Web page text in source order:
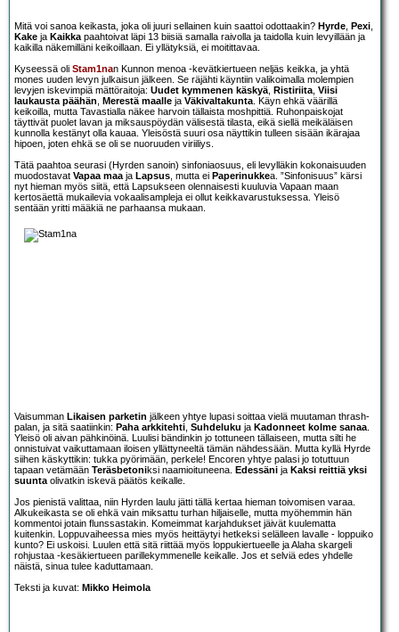
Mitä voi sanoa keikasta, joka oli juuri sellainen kuin saattoi odottaakin? Hyrde, Pexi,
Kake ja Kaikkapaahtoivat läpi 13 biisiä samalla raivolla ja taidolla kuin levyillään ja
kaikilla näkemilläni keikoillaan. Ei yllätyksiä, ei moitittavaa.
Kyseessä oli Stam1nan Kunnon menoa -kevätkiertueen neljäs keikka, ja yhtä
mones uuden levyn julkaisun jälkeen. Se räjähti käyntiin valikoimalla molempien
levyjen iskevimpiä mättöraitoja: Uudet kymmenen käskyä, Ristiriita, Viisi
laukausta päähän, Merestä maalle ja Väkivaltakunta. Käyn ehkä väärillä
keikoilla, mutta Tavastialla näkee harvoin tällaista moshpittiä. Ruhonpaiskojat
täyttivät puolet lavan ja miksauspöydän välisestä tilasta, eikä siellä meikäläisen
kunnolla kestänyt olla kauaa. Yleisöstä suuri osa näyttikin tulleen sisään ikärajaa
hipoen, joten ehkä se oli se nuoruuden viriiliys.
Tätä paahtoa seurasi (Hyrden sanoin) sinfoniaosuus, eli levylläkin kokonaisuuden
muodostavat Vapaa maaja Lapsus, mutta ei Paperinukkea. ”Sinfonisuus” kärsi
nyt hieman myös siitä, että Lapsukseen olennaisesti kuuluvia Vapaan maan
kertosäettä mukailevia vokaalisampleja ei ollut keikkavarustuksessa. Yleisö
sentään yritti määkiä ne parhaansa mukaan.
Vaisumman Likaisen parketin jälkeen yhtye lupasi soittaa vielä muutaman thrash-
palan, ja sitä saatiinkin: Paha arkkitehti, Suhdeluku ja Kadonneet kolme sanaa.
Yleisö oli aivan pähkinöinä. Luulisi bändinkin jo tottuneen tällaiseen, mutta silti he
onnistuivat vaikuttamaan iloisen yllättyneeltä tämän nähdessään. Mutta kyllä Hyrde
siihen käskyttikin: tukka pyörimään, perkele! Encoren yhtye palasi jo totuttuun
tapaan vetämään Teräsbetoniksi naamioituneena. Edessäni ja Kaksi reittiä yksi
suuntaolivatkin iskevä päätös keikalle.
Jos pienistä valittaa, niin Hyrden laulu jätti tällä kertaa hieman toivomisen varaa.
Alkukeikasta se oli ehkä vain miksattu turhan hiljaiselle, mutta myöhemmin hän
kommentoi jotain flunssastakin. Komeimmat karjahdukset jäivät kuulematta
kuitenkin. Loppuvaiheessa mies myös heittäytyi hetkeksi selälleen lavalle - loppuiko
kunto? Ei uskoisi. Luulen että sitä riittää myös loppukiertueelle ja Alaha skargeli
rohjustaa -kesäkiertueen parillekymmenelle keikalle. Jos et selviä edes yhdelle
näistä, sinua tulee kaduttamaan.
Teksti ja kuvat: Mikko Heimola